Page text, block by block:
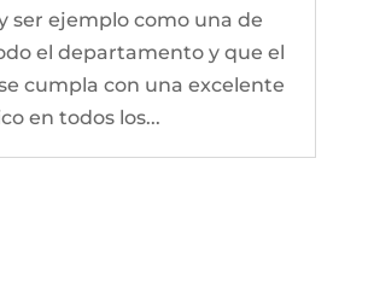
ser ejemplo como una de
el departamento y que el
cumpla con una excelente
en todos los...